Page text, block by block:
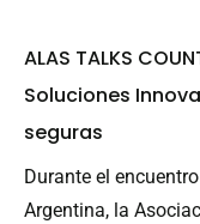
ALAS TALKS
Soluciones
seguras
Durante el
Argentina, la